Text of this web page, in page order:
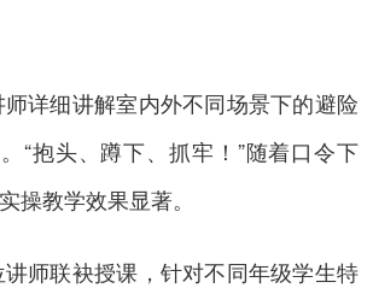
详细讲解室内外不同场景下的避险
“抱头、蹲下、抓牢！”随着口令下
操教学效果显著。
师联袂授课，针对不同年级学生特